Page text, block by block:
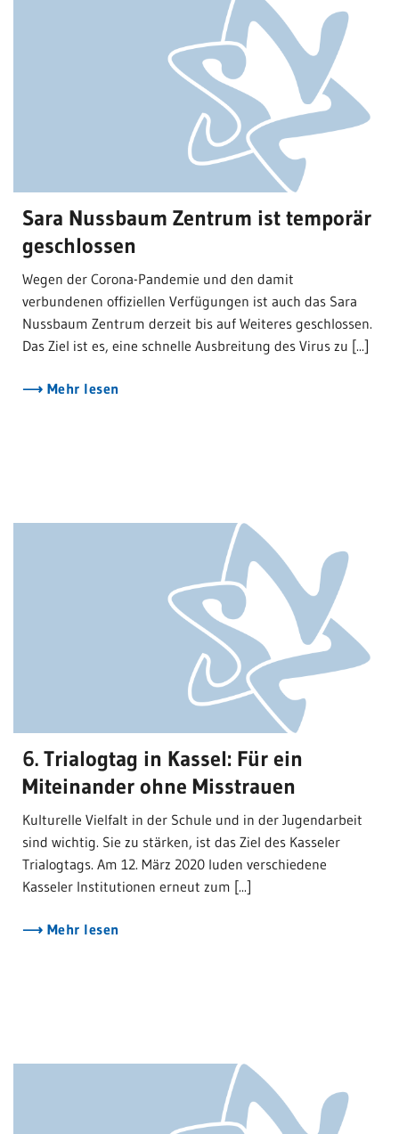
Sara Nussbaum Zentrum ist temporär
geschlossen
Wegen der Corona-Pandemie und den damit
verbundenen offiziellen Verfügungen ist auch das Sara
Nussbaum Zentrum derzeit bis auf Weiteres geschlossen.
Das Ziel ist es, eine schnelle Ausbreitung des Virus zu [...]
Mehr lesen
6. Trialogtag in Kassel: Für ein
Miteinander ohne Misstrauen
Kulturelle Vielfalt in der Schule und in der Jugendarbeit
sind wichtig. Sie zu stärken, ist das Ziel des Kasseler
Trialogtags. Am 12. März 2020 luden verschiedene
Kasseler Institutionen erneut zum [...]
Mehr lesen